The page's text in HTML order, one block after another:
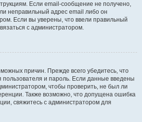
Если email-сообщение не получено,
неправильный адрес email либо он
Если вы уверены, что ввели правильный
с администратором.
причин. Прежде всего убедитесь, что
пользователя и пароль. Если данные введены
чтобы проверить, не был ли
Также возможно, что допущена ошибка
свяжитесь с администратором для